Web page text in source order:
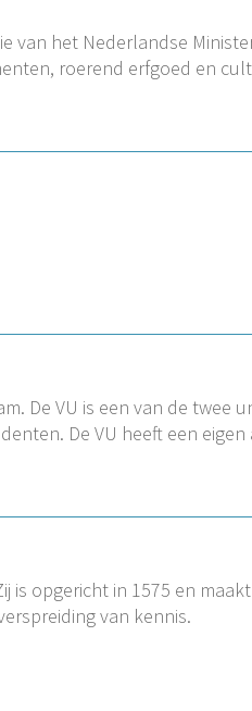
van het Nederlandse
roerend erfgoed en
De VU is een van de twee
De VU heeft een eigen
is opgericht in 1575 en
van kennis.